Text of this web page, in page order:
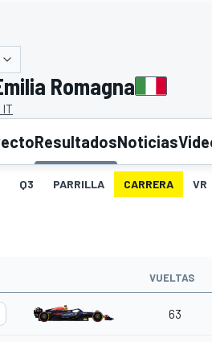
Romagna
ResultadosNoticias
Q3 PARRILLA CARRERA VR
VUELTAS
63